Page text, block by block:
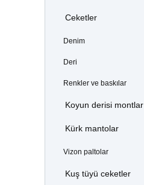
Ceketler
Denim
Deri
Renkler ve baskılar
Koyun derisi montlar
Kürk mantolar
Vizon paltolar
Kuş tüyü ceketler